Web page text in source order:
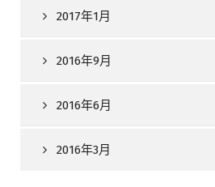
2017年1月
2016年9月
2016年6月
2016年3月